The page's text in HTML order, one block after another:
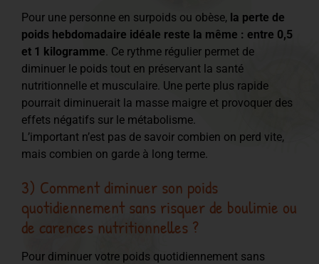
Pour une personne en surpoids ou obèse, la perte de
poids hebdomadaire idéale reste la même : entre 0,5
et 1 kilogramme. Ce rythme régulier permet de
diminuer le poids tout en préservant la santé
nutritionnelle et musculaire. Une perte plus rapide
pourrait diminuerait la masse maigre et provoquer des
effets négatifs sur le métabolisme.
L’important n’est pas de savoir combien on perd vite,
mais combien on garde à long terme.
3) Comment diminuer son poids
quotidiennement sans risquer de boulimie ou
de carences nutritionnelles ?
Pour diminuer votre poids quotidiennement sans